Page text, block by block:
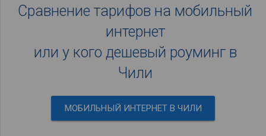
Сравнение тарифов на мобильный
интернет
или у кого дешевый роуминг в
Чили
МОБИЛЬНЫЙ ИНТЕРНЕТ В ЧИЛИ